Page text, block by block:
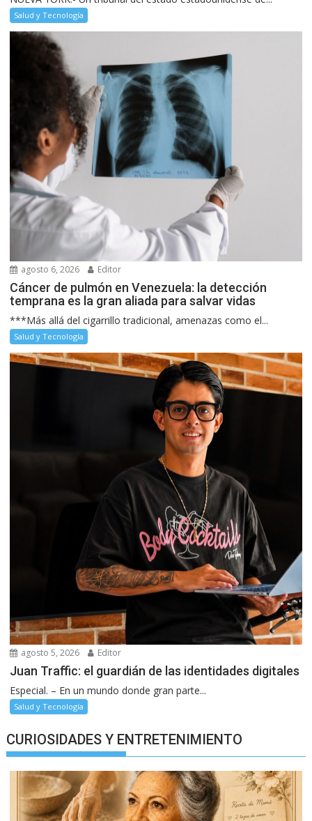
Salud y Tecnología
agosto 6, 2026 Editor
Cáncer de pulmón en Venezuela: la detección
temprana es la gran aliada para salvar vidas
***Más allá del cigarrillo tradicional, amenazas como el...
Salud y Tecnología
agosto 5, 2026 Editor
Juan Traffic: el guardián de las identidades digitales
Especial. – En un mundo donde gran parte...
Salud y Tecnología
CURIOSIDADES Y ENTRETENIMIENTO